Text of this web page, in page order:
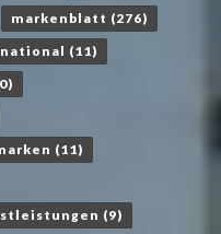
markenblatt (276)
(11)
(11)
(9)